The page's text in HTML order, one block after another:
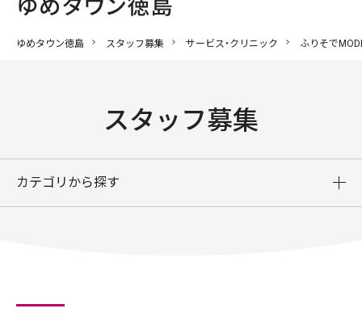
ゆめタウン徳島 スタッフ募集 サービス・クリニック ふりそで
スタッフ募集
カテゴリから探す